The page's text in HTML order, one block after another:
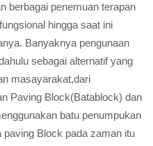
berbagai penemuan terapan
hingga saat ini
Banyaknya pengunaan
sebagai alternatif yang
masayarakat,dari
Paving Block(Batablock) dan
batu penumpukan
Block pada zaman itu